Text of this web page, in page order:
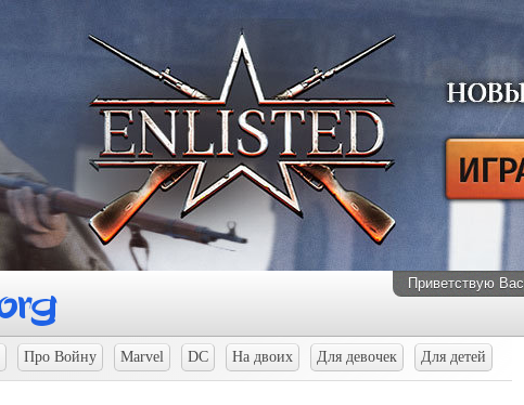
Приветствую Вас
Про Войну Marvel DC На двоих Для девочек Для детей